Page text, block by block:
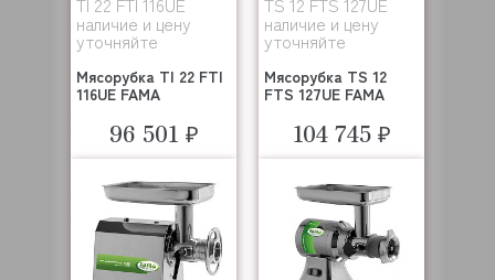
наличие и цену
уточняйте
Мясорубка TI 22 FTI
116UE FAMA
96 501 ₽
наличие и цену
уточняйте
Мясорубка TS 12
FTS 127UE FAMA
104 745 ₽